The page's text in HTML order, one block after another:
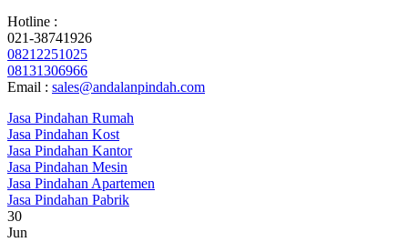
Hotline :
021-38741926
08212251025
08131306966
Email : sales@andalanpindah.com
Jasa Pindahan Rumah
Jasa Pindahan Kost
Jasa Pindahan Kantor
Jasa Pindahan Mesin
Jasa Pindahan Apartemen
Jasa Pindahan Pabrik
30
Jun